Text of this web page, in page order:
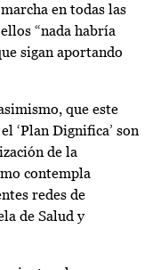
en todas las
“nada habría
sigan aportando
que este
‘Plan Dignifica’ son
de la
contempla
redes de
de Salud y